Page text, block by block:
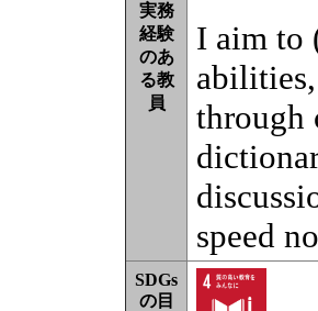
実務
経験
のあ
る教
員
I aim to
through
speed
SDGs
の目